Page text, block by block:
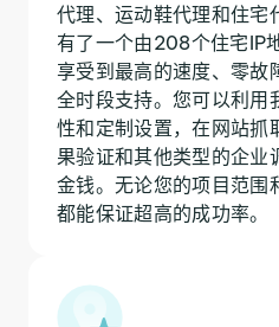
代理、运动鞋代理和住宅
有了一个由208个住宅IP
享受到最高的速度、零
全时段支持。您可以利用
性和定制设置，在网站抓
果验证和其他类型的企业
金钱。无论您的项目范围
都能保证超高的成功率。